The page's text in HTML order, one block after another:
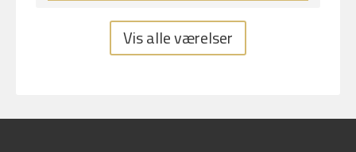
Vis alle værelser